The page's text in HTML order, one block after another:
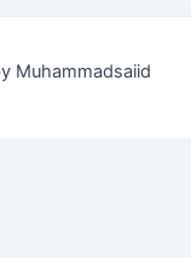
Muhammadsaiid